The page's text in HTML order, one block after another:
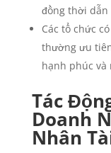
đồng thời dẫn
Các tổ chức
thường ưu
hạnh phúc và
Tác
Doanh
Nhân